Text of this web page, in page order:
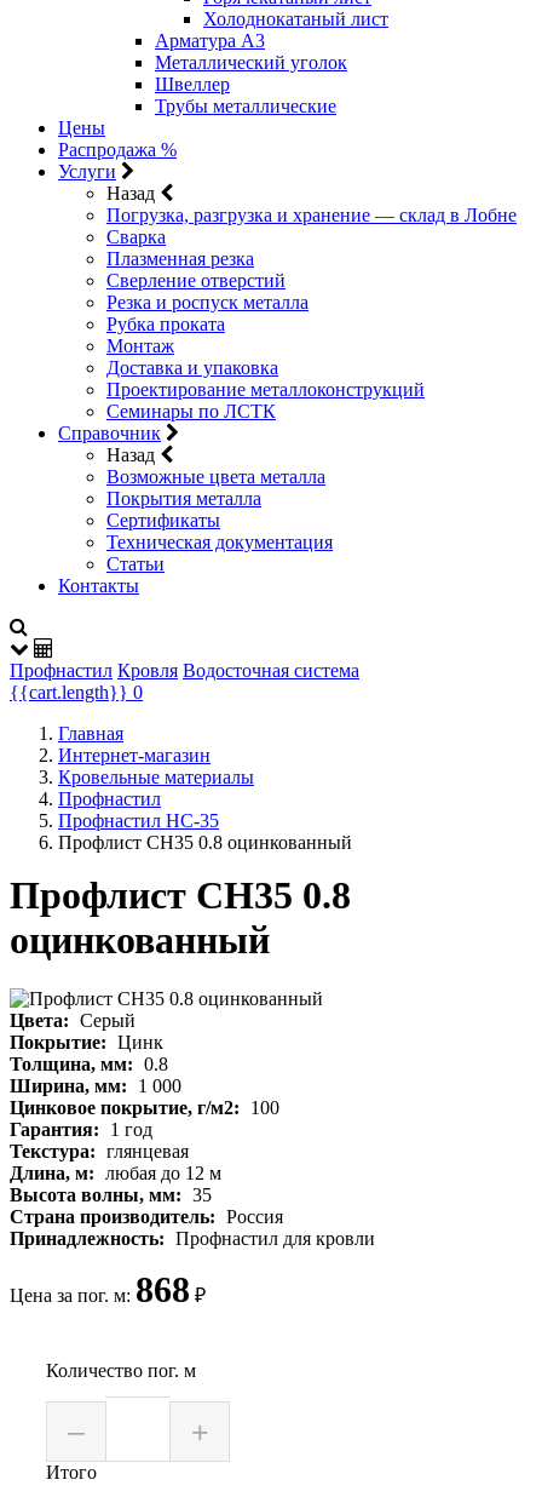
Холоднокатаный лист
Арматура А3
Металлический уголок
Швеллер
Трубы металлические
Цены
Распродажа %
Услуги
Назад
Погрузка, разгрузка и хранение — склад в Лобне
Сварка
Плазменная резка
Сверление отверстий
Резка и роспуск металла
Рубка проката
Монтаж
Доставка и упаковка
Проектирование металлоконструкций
Семинары по ЛСТК
Справочник
Назад
Возможные цвета металла
Покрытия металла
Сертификаты
Техническая документация
Статьи
Контакты
Профнастил Кровля Водосточная система
{{cart.length}} 0
Главная
Интернет-магазин
Кровельные материалы
Профнастил
Профнастил НС-35
Профлист СН35 0.8 оцинкованный
Профлист СН35 0.8
оцинкованный
Цвета: Серый
Покрытие: Цинк
Толщина, мм: 0.8
Ширина, мм:
1 000
Цинковое покрытие, г/м2:
100
Гарантия:
1 год
Текстура: глянцевая
Длина, м: любая до 12 м
Высота волны, мм: 35
Страна производитель: Россия
Принадлежность: Профнастил для кровли
Цена за пог. м: 868 ₽
Количество пог. м
– +
Итого